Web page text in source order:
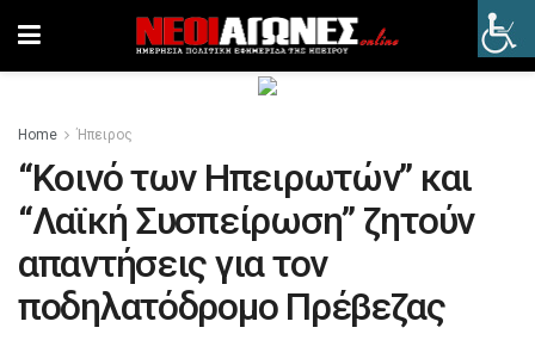
Home Ήπειρος
“Κοινό των Ηπειρωτών” και
“Λαϊκή Συσπείρωση” ζητούν
απαντήσεις για τον
ποδηλατόδρομο Πρέβεζας